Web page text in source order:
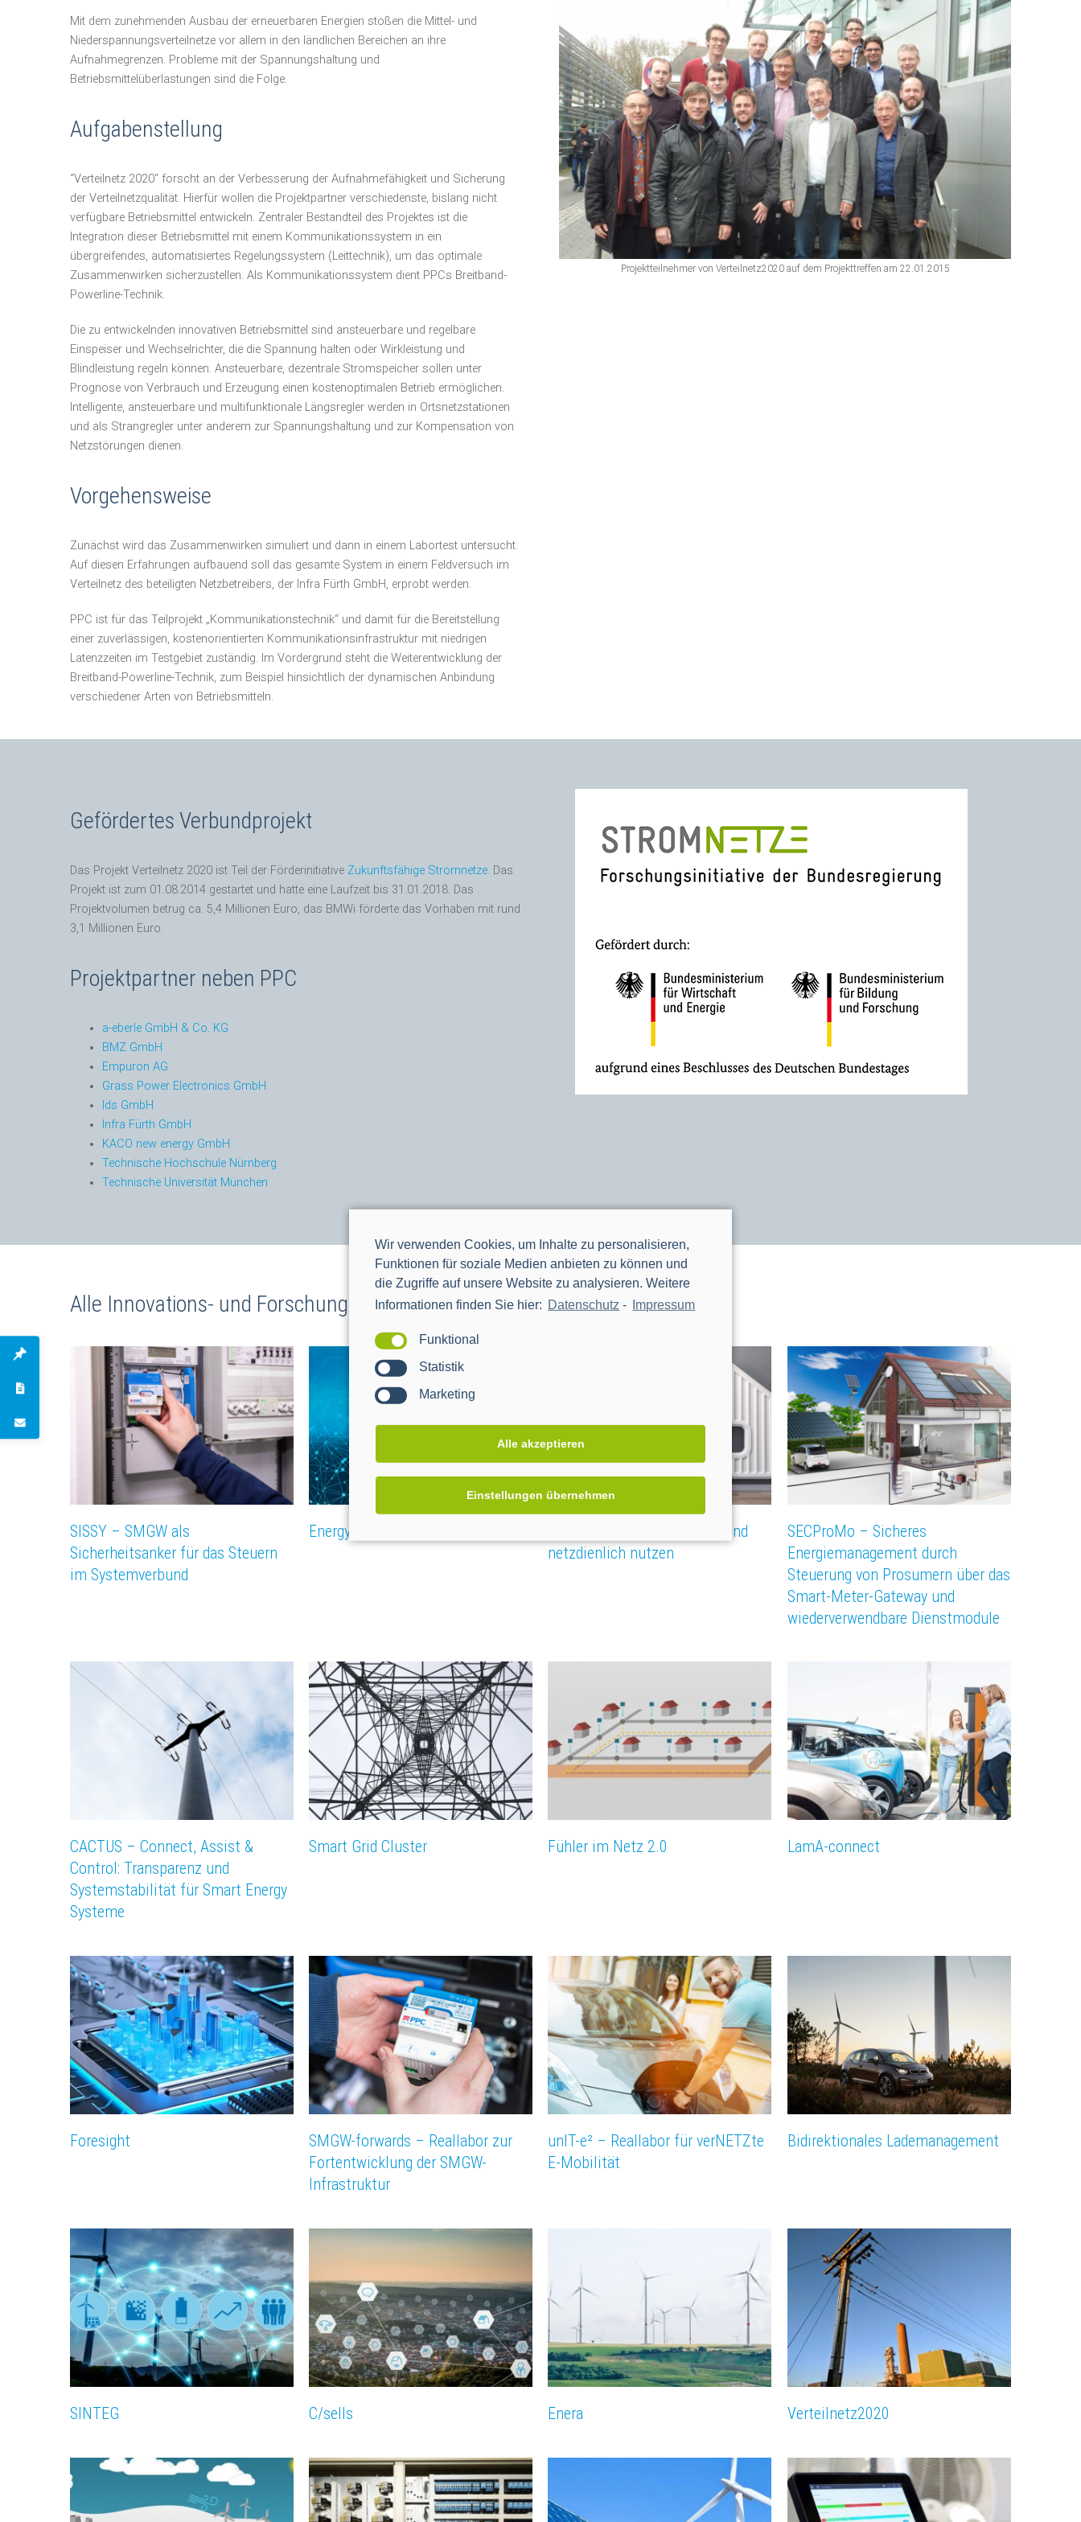
Wir verwenden Cookies, um Inhalte zu personalisieren,
Funktionen für soziale Medien anbieten zu können und
die Zugriffe auf unsere Website zu analysieren. Weitere
Informationen finden Sie hier: Datenschutz - Impressum
Funktional
Statistik
Marketing
Alle akzeptieren
Einstellungen übernehmen
Mit dem zunehmenden Ausbau der erneuerbaren Energien stoßen die Mittel- und
Niederspannungsverteilnetze vor allem in den ländlichen Bereichen an ihre
Aufnahmegrenzen. Probleme mit der Spannungshaltung und
Betriebsmittelüberlastungen sind die Folge.
Aufgabenstellung
“Verteilnetz 2020“ forscht an der Verbesserung der Aufnahmefähigkeit und Sicherung
der Verteilnetzqualität. Hierfür wollen die Projektpartner verschiedenste, bislang nicht
verfügbare Betriebsmittel entwickeln. Zentraler Bestandteil des Projektes ist die
Integration dieser Betriebsmittel mit einem Kommunikationssystem in ein
übergreifendes, automatisiertes Regelungssystem (Leittechnik), um das optimale
Zusammenwirken sicherzustellen. Als Kommunikationssystem dient PPCs Breitband-
Powerline-Technik.
Die zu entwickelnden innovativen Betriebsmittel sind ansteuerbare und regelbare
Einspeiser und Wechselrichter, die die Spannung halten oder Wirkleistung und
Blindleistung regeln können. Ansteuerbare, dezentrale Stromspeicher sollen unter
Prognose von Verbrauch und Erzeugung einen kostenoptimalen Betrieb ermöglichen.
Intelligente, ansteuerbare und multifunktionale Längsregler werden in Ortsnetzstationen
und als Strangregler unter anderem zur Spannungshaltung und zur Kompensation von
Netzstörungen dienen.
Vorgehensweise
Zunächst wird das Zusammenwirken simuliert und dann in einem Labortest untersucht.
Auf diesen Erfahrungen aufbauend soll das gesamte System in einem Feldversuch im
Verteilnetz des beteiligten Netzbetreibers, der Infra Fürth GmbH, erprobt werden.
PPC ist für das Teilprojekt „Kommunikationstechnik“ und damit für die Bereitstellung
einer zuverlässigen, kostenorientierten Kommunikationsinfrastruktur mit niedrigen
Latenzzeiten im Testgebiet zuständig. Im Vordergrund steht die Weiterentwicklung der
Breitband-Powerline-Technik, zum Beispiel hinsichtlich der dynamischen Anbindung
verschiedener Arten von Betriebsmitteln.
Projektteilnehmer von Verteilnetz2020 auf dem Projekttreffen am 22.01.2015
Gefördertes Verbundprojekt
Das Projekt Verteilnetz 2020 ist Teil der Förderinitiative Zukunftsfähige Stromnetze. Das
Projekt ist zum 01.08.2014 gestartet und hatte eine Laufzeit bis 31.01.2018. Das
Projektvolumen betrug ca. 5,4 Millionen Euro, das BMWi förderte das Vorhaben mit rund
3,1 Millionen Euro.
Projektpartner neben PPC
a-eberle GmbH & Co. KG
BMZ GmbH
Empuron AG
Grass Power Electronics GmbH
Ids GmbH
Infra Fürth GmbH
KACO new energy GmbH
Technische Hochschule Nürnberg
Technische Universität München
Alle Innovations- und Forschungsprojekte
SISSY – SMGW als
Sicherheitsanker für das Steuern
im Systemverbund
Energy data-X
WARAN – Wärme anbinden und
netzdienlich nutzen
SECProMo – Sicheres
Energiemanagement durch
Steuerung von Prosumern über das
Smart-Meter-Gateway und
wiederverwendbare Dienstmodule
CACTUS – Connect, Assist &
Control: Transparenz und
Systemstabilität für Smart Energy
Systeme
Smart Grid Cluster Fühler im Netz 2.0 LamA-connect
Foresight
SMGW-forwards – Reallabor zur
Fortentwicklung der SMGW-
Infrastruktur
unIT-e² – Reallabor für verNETZte
E-Mobilität
Bidirektionales Lademanagement
SINTEG C/sells Enera Verteilnetz­2020